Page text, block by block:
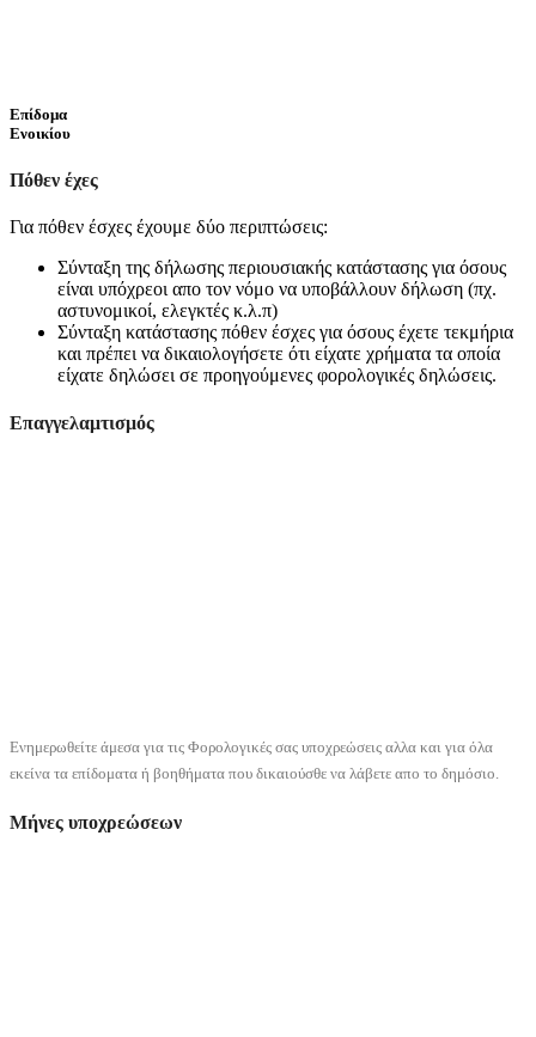
Επίδομα
Ενοικίου
Πόθεν έχες
Για πόθεν έσχες έχουμε δύο περιπτώσεις:
Σύνταξη της δήλωσης περιουσιακής κατάστασης για όσους
είναι υπόχρεοι απο τον νόμο να υποβάλλουν δήλωση (πχ.
αστυνομικοί, ελεγκτές κ.λ.π)
Σύνταξη κατάστασης πόθεν έσχες για όσους έχετε τεκμήρια
και πρέπει να δικαιολογήσετε ότι είχατε χρήματα τα οποία
είχατε δηλώσει σε προηγούμενες φορολογικές δηλώσεις.
Επαγγελαμτισμός
Ενημερωθείτε άμεσα για τις Φορολογικές σας υποχρεώσεις αλλα και για όλα
εκείνα τα επίδοματα ή βοηθήματα που δικαιούσθε να λάβετε απο το δημόσιο.
Μήνες υποχρεώσεων